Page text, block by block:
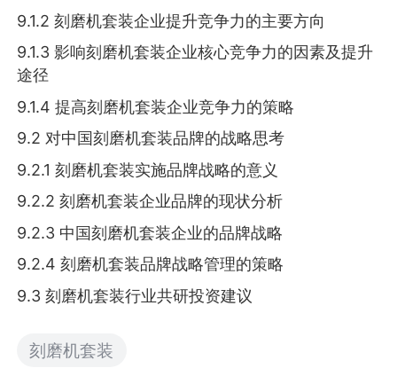
9.1.2 刻磨机套装企业提升竞争力的主要方向
9.1.3 影响刻磨机套装企业核心竞争力的因素及提升
途径
9.1.4 提高刻磨机套装企业竞争力的策略
9.2 对中国刻磨机套装品牌的战略思考
9.2.1 刻磨机套装实施品牌战略的意义
9.2.2 刻磨机套装企业品牌的现状分析
9.2.3 中国刻磨机套装企业的品牌战略
9.2.4 刻磨机套装品牌战略管理的策略
9.3 刻磨机套装行业共研投资建议
刻磨机套装